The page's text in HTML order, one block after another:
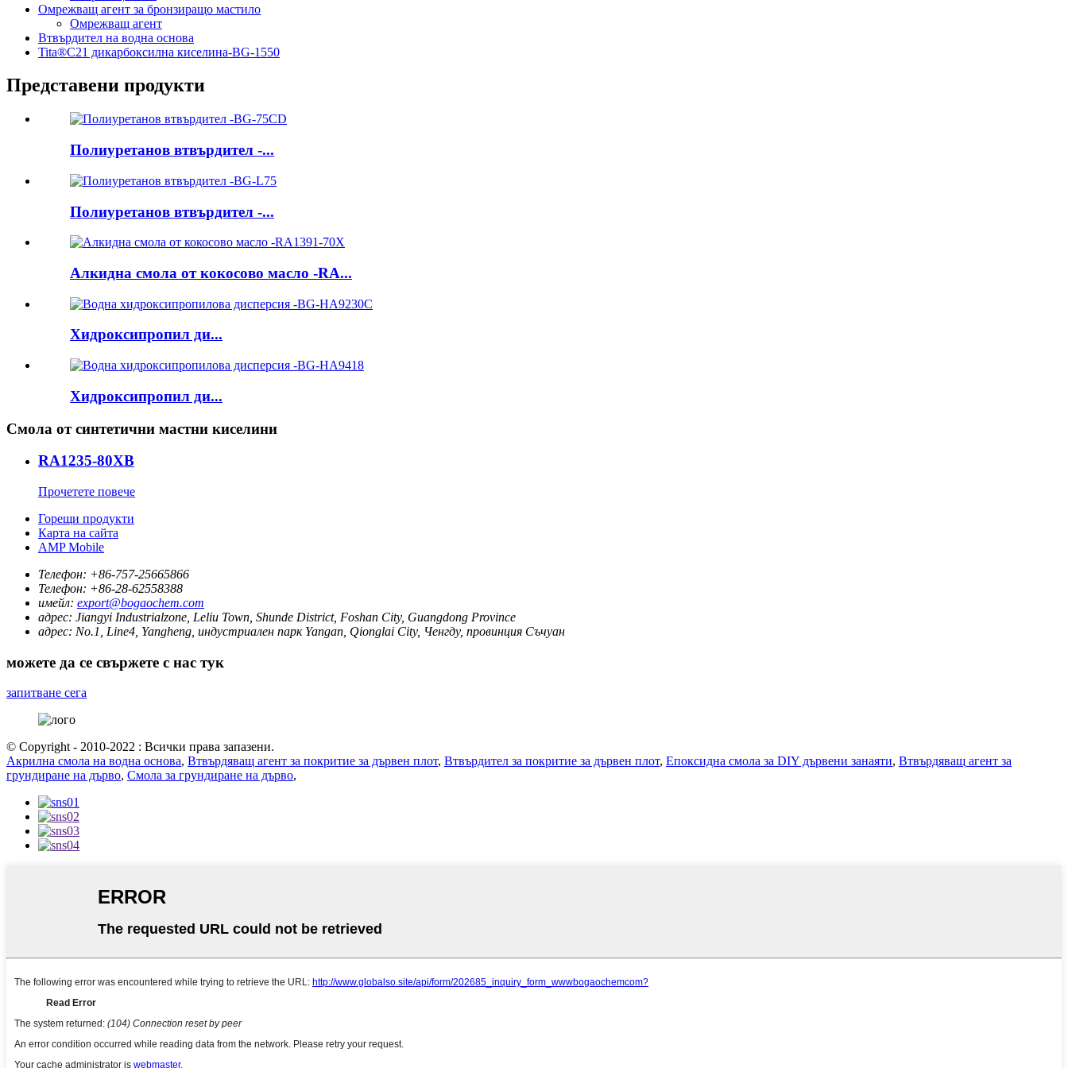
Омрежващ агент за бронзиращо мастило
Омрежващ агент
Втвърдител на водна основа
Tita®C21 дикарбоксилна киселина-BG-1550
Представени продукти
Полиуретанов втвърдител -...
Полиуретанов втвърдител -...
Алкидна смола от кокосово масло -RA...
Хидроксипропил ди...
Хидроксипропил ди...
Смола от синтетични мастни киселини
RA1235-80XB
Прочетете повече
Горещи продукти
Карта на сайта
AMP Mobile
Телефон: +86-757-25665866
Телефон: +86-28-62558388
имейл: export@bogaochem.com
адрес: Jiangyi Industrialzone, Leliu Town, Shunde District, Foshan City, Guangdong Province
адрес: No.1, Line4, Yangheng, индустриален парк Yangan, Qionglai City, Ченгду, провинция Съчуан
можете да се свържете с нас тук
запитване сега
© Copyright - 2010-2022 : Всички права запазени.
Акрилна смола на водна основа, Втвърдяващ агент за покритие за дървен плот, Втвърдител за покритие за дървен плот, Епоксидна смола за DIY дървени занаяти, Втвърдяващ агент за
грундиране на дърво, Смола за грундиране на дърво,